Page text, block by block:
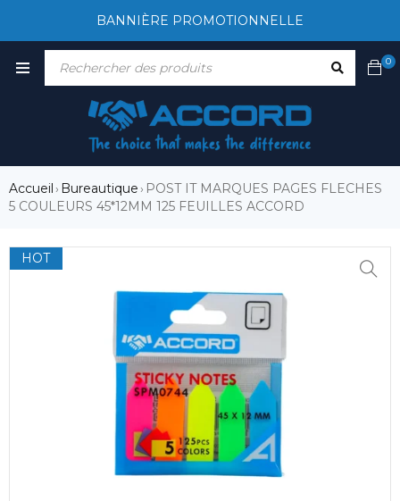
BANNIÈRE PROMOTIONNELLE
0
Accueil› Bureautique› POST IT MARQUES PAGES FLECHES
5 COULEURS 45*12MM 125 FEUILLES ACCORD
HOT